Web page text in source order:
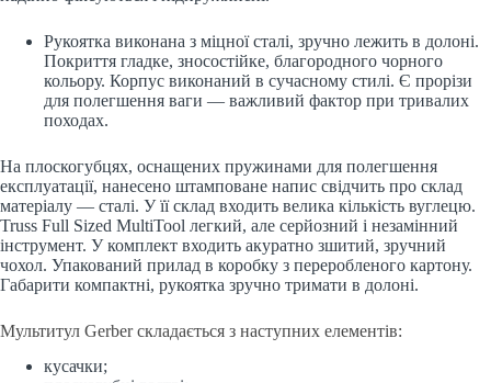
Рукоятка виконана з міцної сталі, зручно лежить в долоні.
Покриття гладке, зносостійке, благородного чорного
кольору. Корпус виконаний в сучасному стилі. Є прорізи
для полегшення ваги — важливий фактор при тривалих
походах.
На плоскогубцях, оснащених пружинами для полегшення
експлуатації, нанесено штамповане напис свідчить про склад
матеріалу — сталі. У її склад входить велика кількість вуглецю.
Truss Full Sized MultiTool легкий, але серйозний і незамінний
інструмент. У комплект входить акуратно зшитий, зручний
чохол. Упакований прилад в коробку з переробленого картону.
Габарити компактні, рукоятка зручно тримати в долоні.
Мультитул Gerber складається з наступних елементів:
кусачки;